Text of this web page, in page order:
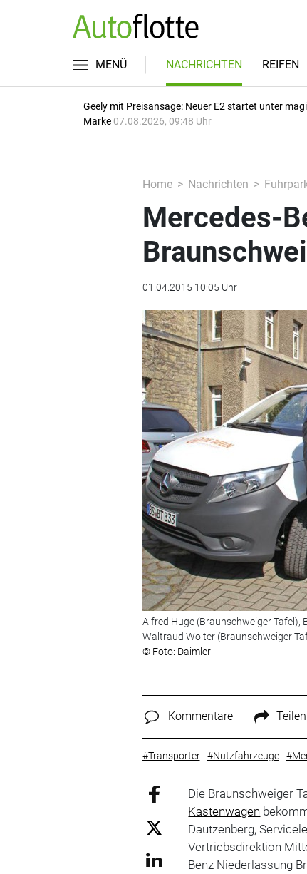
MENÜ NACHRICHTEN REIFEN
Geely mit Preisansage: Neuer E2 startet unter
Marke 07.08.2026, 09:48 Uhr
Home Nachrichten
Mercedes-
01.04.2015 10:05 Uhr
Alfred Huge (Braunschweiger Tafel),
Waltraud Wolter (Braunschweiger
© Foto: Daimler
Kommentare Teilen
#Transporter #Nutzfahrzeuge
Die Braunschweiger
Kastenwagen
Dautzenberg,
Vertriebsdirektion
Benz Niederlassung